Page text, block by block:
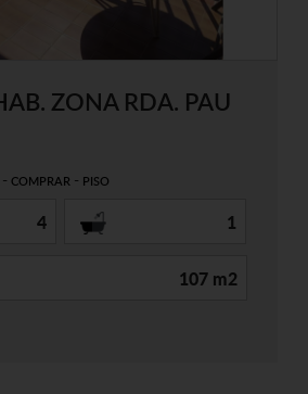
ZONA RDA. PAU
- COMPRAR - PISO
4 1
107 m2